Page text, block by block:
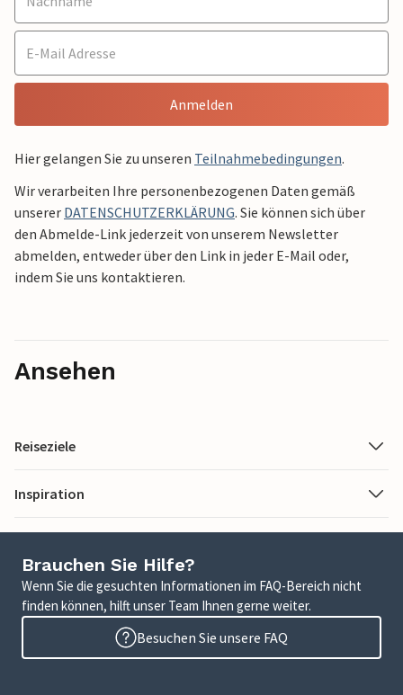
Anmelden
Hier gelangen Sie zu unseren Teilnahmebedingungen.
Wir verarbeiten Ihre personenbezogenen Daten gemäß
unserer DATENSCHUTZERKLÄRUNG. Sie können sich über
den Abmelde-Link jederzeit von unserem Newsletter
abmelden, entweder über den Link in jeder E-Mail oder,
indem Sie uns kontaktieren.
Ansehen
Reiseziele
Inspiration
Brauchen Sie Hilfe?
Wenn Sie die gesuchten Informationen im FAQ-Bereich nicht
finden können, hilft unser Team Ihnen gerne weiter.
Besuchen Sie unsere FAQ